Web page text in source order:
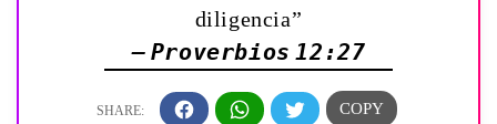
diligencia”
— Proverbios 12:27